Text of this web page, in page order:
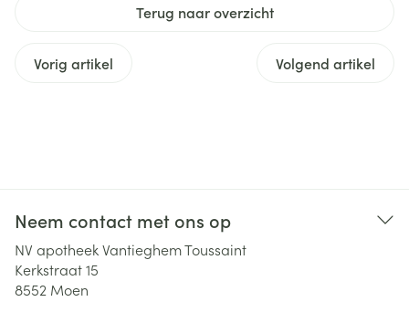
Terug naar overzicht
Vorig artikel Volgend artikel
Neem contact met ons op
NV apotheek Vantieghem Toussaint
Kerkstraat 15
8552 Moen